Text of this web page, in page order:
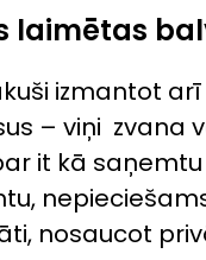
laimētas
izmantot
– viņi zvana
it kā
nosaucot